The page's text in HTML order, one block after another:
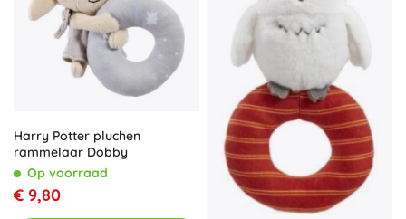
Harry Potter pluchen
rammelaar Dobby
Op voorraad
€ 9,80